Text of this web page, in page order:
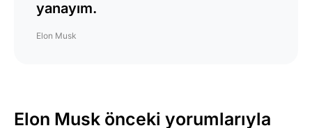
yanayım.
Elon Musk
Elon Musk önceki yorumlarıyla